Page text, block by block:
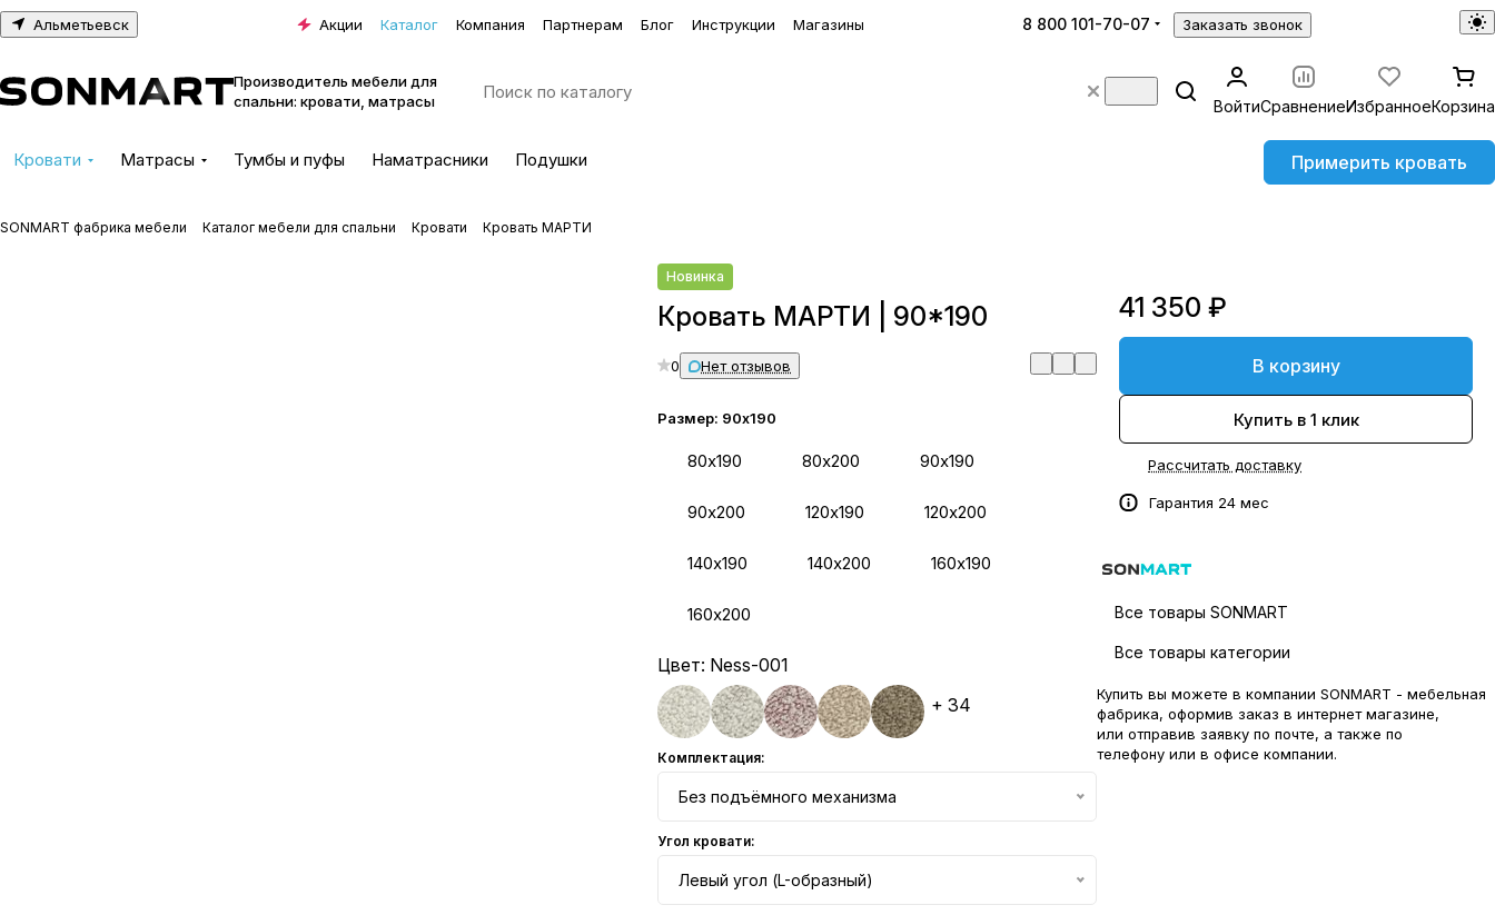
Альметьевск Акции Каталог Компания Партнерам Блог Инструкции Магазины 8 800 101-70-07 Заказать звонок
Производитель мебели для
спальни: кровати, матрасы
ВойтиСравнениеИзбранноеКорзина
Кровати Матрасы Тумбы и пуфы Наматрасники Подушки Примерить кровать
SONMART фабрика мебели Каталог мебели для спальни Кровати Кровать МАРТИ
Новинка
Кровать МАРТИ | 90*190
0 Нет отзывов
Размер: 90х190
80х190 80х200 90х190
90х200 120х190 120х200
140х190 140х200 160х190
160х200
Цвет: Ness-001
+ 34
Комплектация:
Без подъёмного механизма
Угол кровати:
Левый угол (L-образный)
41 350 ₽
В корзину
Купить в 1 клик
Рассчитать доставку
Гарантия 24 мес
Все товары SONMART
Все товары категории
Купить вы можете в компании SONMART - мебельная
фабрика, оформив заказ в интернет магазине,
или отправив заявку по почте, а также по
телефону или в офисе компании.